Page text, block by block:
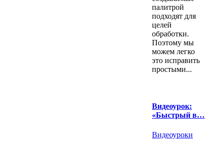
палитрой
подходят для
целей
обработки.
Поэтому мы
можем легко
это исправить
простыми...
Видеоурок:
«Быстрый в…
Видеоуроки